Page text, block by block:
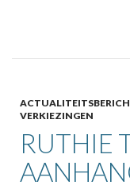
VERKIEZINGEN
RUTHIE